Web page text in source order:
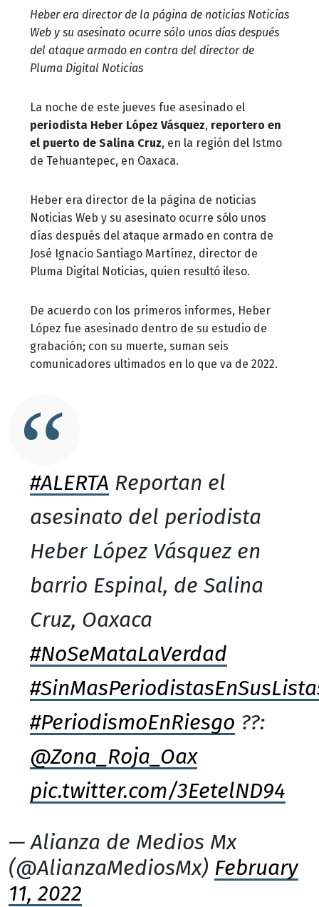
Heber era director de la página de noticias Noticias
Web y su asesinato ocurre sólo unos días después
del ataque armado en contra del director de
Pluma Digital Noticias
La noche de este jueves fue asesinado el
periodista Heber López Vásquez, reportero en
el puerto de Salina Cruz, en la región del Istmo
de Tehuantepec, en Oaxaca.
Heber era director de la página de noticias
Noticias Web y su asesinato ocurre sólo unos
días después del ataque armado en contra de
José Ignacio Santiago Martínez, director de
Pluma Digital Noticias, quien resultó ileso.
De acuerdo con los primeros informes, Heber
López fue asesinado dentro de su estudio de
grabación; con su muerte, suman seis
comunicadores ultimados en lo que va de 2022.
#ALERTA Reportan el
asesinato del periodista
Heber López Vásquez en
barrio Espinal, de Salina
Cruz, Oaxaca
#NoSeMataLaVerdad
#PeriodismoEnRiesgo ??:
@Zona_Roja_Oax
pic.twitter.com/3EetelND94
— Alianza de Medios Mx
(@AlianzaMediosMx) February
11, 2022